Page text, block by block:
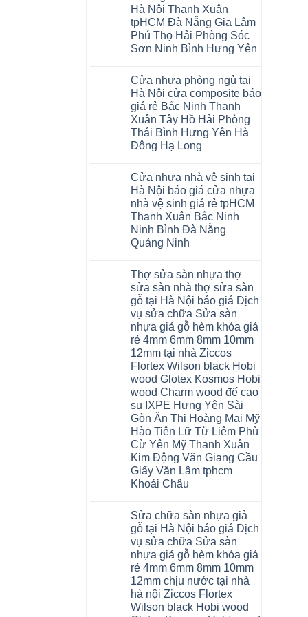
Thanh
Hóa
Quỳnh
Phụ
Phú
Thọ
Tuyên
Quang
Việt
Nam
khóa
4mm
6mm
đế
cao
su
và
cửa
nhựa
composite
giả
vân
không
gian
sang
trọng
Hà Nội Thanh Xuân
tpHCM Đà Nẵng Gia Lâm
Phú Thọ Hải Phòng Sóc
Sơn Ninh Bình Hưng Yên
bình
luận
ở
Sàn
nhựa
Glotex
4mm
giá
bao
nhựa
giả
gỗ
Glotex
có
tốt
không
sàn
nhựa
nước
nào
Hà
Nội
Thanh
Xuân
tpHCM
Đà
Nẵng
Gia
Lâm
Phú
Thọ
Hải
Phòng
Sóc
Sơn
Ninh
Bình
Hưng
Yên
Cửa nhựa phòng ngủ tại
Hà Nội cửa composite báo
giá rẻ Bắc Ninh Thanh
Xuân Tây Hồ Hải Phòng
Thái Bình Hưng Yên Hà
Đông Hạ Long
bình
luận
ở
Cửa
nhựa
phòng
ngủ
tại
Hà
composite
báo
giá
rẻ
Bắc
Ninh
Thanh
Xuân
Tây
Hồ
Hải
Thái
Bình
Hưng
Yên
Hà
Đông
Hạ
Long
Cửa nhựa nhà vệ sinh tại
Hà Nội báo giá cửa nhựa
nhà vệ sinh giá rẻ tpHCM
Thanh Xuân Bắc Ninh
Ninh Bình Đà Nẵng
Quảng Ninh
bình
luận
ở
Cửa
nhựa
nhà
vệ
sinh
tại
Hà
Nội
báo
giá
cửa
nhựa
nhà
vệ
sinh
giá
rẻ
tpHCM
Thanh
Xuân
Bắc
Ninh
Đà
Nẵng
Quảng
Ninh
Thợ sửa sàn nhựa thợ
sửa sàn nhà thợ sửa sàn
gỗ tại Hà Nội báo giá Dịch
vụ sửa chữa Sửa sàn
nhựa giả gỗ hèm khóa giá
rẻ 4mm 6mm 8mm 10mm
12mm tại nhà Ziccos
Flortex Wilson black Hobi
wood Glotex Kosmos Hobi
wood Charm wood đế cao
su IXPE Hưng Yên Sài
Gòn Ân Thi Hoàng Mai Mỹ
Hào Tiên Lữ Từ Liêm Phù
Cừ Yên Mỹ Thanh Xuân
Kim Động Văn Giang Cầu
Giấy Văn Lâm tphcm
Khoái Châu
bình
luận
ở
Thợ
sửa
sàn
nhựa
thợ
sửa
sàn
nhà
thợ
Sửa chữa sàn nhựa giả
gỗ tại Hà Nội báo giá Dịch
vụ sửa chữa Sửa sàn
nhựa giả gỗ hèm khóa giá
rẻ 4mm 6mm 8mm 10mm
12mm chịu nước tại nhà
hà nội Ziccos Flortex
Wilson black Hobi wood